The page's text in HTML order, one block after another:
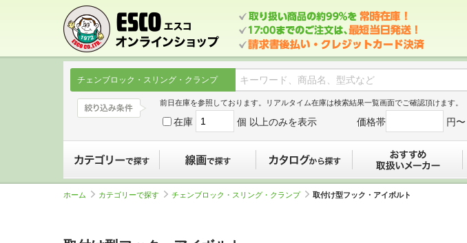
チェンブロック・スリング・クランプ
前日在庫を参照しております。リアルタイム在庫は検索結果一覧画面でご確認頂けます。
在庫 個 以上のみを表示 価格帯 円〜
ホーム カテゴリーで探す チェンブロック・スリング・クランプ 取付け型フック・アイボルト